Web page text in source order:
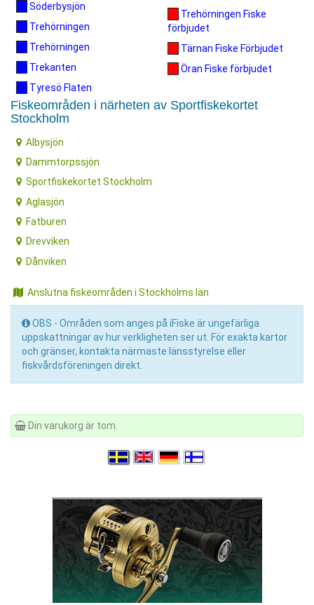
Söderbysjön
Trehörningen
Trehörningen
Trekanten
Tyresö Flaten
Trehörningen Fiske
förbjudet
Tärnan Fiske Förbjudet
Öran Fiske förbjudet
Fiskeområden i närheten av Sportfiskekortet
Stockholm
Albysjön
Dammtorpssjön
Sportfiskekortet Stockholm
Aglasjön
Fatburen
Drevviken
Dånviken
Anslutna fiskeområden i Stockholms län
OBS - Områden som anges på iFiske är ungefärliga
uppskattningar av hur verkligheten ser ut. För exakta kartor
och gränser, kontakta närmaste länsstyrelse eller
fiskvårdsföreningen direkt.
Din varukorg är tom.